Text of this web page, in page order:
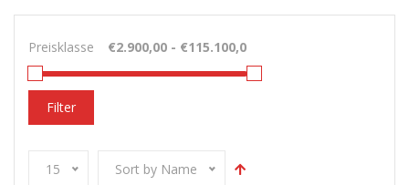
Preisklasse
Filter
15 Sort by Name